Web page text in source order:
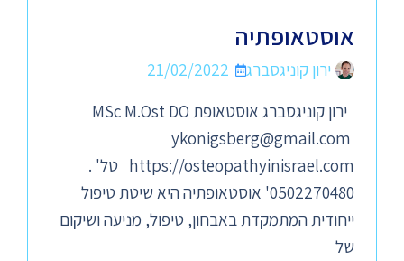
אוסטאופתיה
ירון קוניגסברג
21/02/2022
ירון קוניגסברג אוסטאופת MSc M.Ost DO
ykonigsberg@gmail.com
https://osteopathyinisrael.com טל' .
0502270480' אוסטאופתיה היא שיטת טיפול
ייחודית המתמקדת באבחון, טיפול, מניעה ושיקום
של